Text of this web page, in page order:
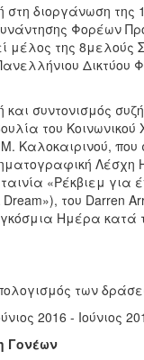
διοργάνωση της
Φορέων
μέλος της 8μελούς
Δικτύου
συντονισμός
του Κοινωνικού
Καλοκαιρινού,
Λέσχη
«Ρέκβιεμ για
του Darren
Ημέρα κατά
των
2016 - Ιούνιος
Γονέων